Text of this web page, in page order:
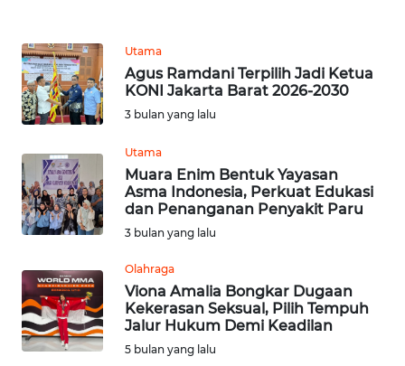
Utama
Agus Ramdani Terpilih Jadi Ketua
KONI Jakarta Barat 2026-2030
3 bulan yang lalu
Utama
Muara Enim Bentuk Yayasan
Asma Indonesia, Perkuat Edukasi
dan Penanganan Penyakit Paru
3 bulan yang lalu
Olahraga
Viona Amalia Bongkar Dugaan
Kekerasan Seksual, Pilih Tempuh
Jalur Hukum Demi Keadilan
5 bulan yang lalu
KEPRI
WN
PAPUA
WN
PAPUA
BARAT
RIAU
WN
SERAMBI